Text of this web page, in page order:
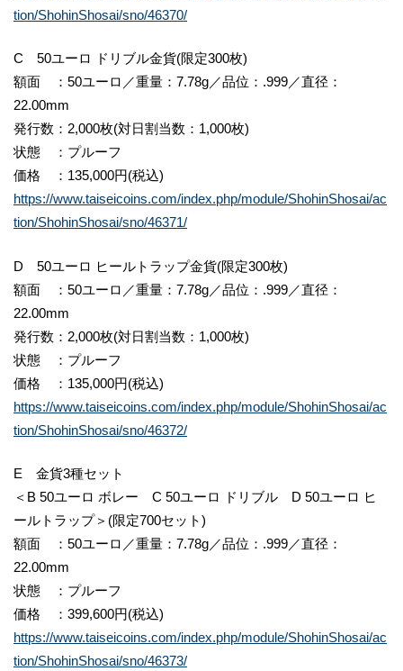
tion/ShohinShosai/sno/46370/
C 50ユーロ ドリブル金貨(限定300枚)
額面 ：50ユーロ／重量：7.78g／品位：.999／直径：
22.00mm
発行数：2,000枚(対日割当数：1,000枚)
状態 ：プルーフ
価格 ：135,000円(税込)
https://www.taiseicoins.com/index.php/module/ShohinShosai/ac
tion/ShohinShosai/sno/46371/
D 50ユーロ ヒールトラップ金貨(限定300枚)
額面 ：50ユーロ／重量：7.78g／品位：.999／直径：
22.00mm
発行数：2,000枚(対日割当数：1,000枚)
状態 ：プルーフ
価格 ：135,000円(税込)
https://www.taiseicoins.com/index.php/module/ShohinShosai/ac
tion/ShohinShosai/sno/46372/
E 金貨3種セット
＜B 50ユーロ ボレー C 50ユーロ ドリブル D 50ユーロ ヒ
ールトラップ＞(限定700セット)
額面 ：50ユーロ／重量：7.78g／品位：.999／直径：
22.00mm
状態 ：プルーフ
価格 ：399,600円(税込)
https://www.taiseicoins.com/index.php/module/ShohinShosai/ac
tion/ShohinShosai/sno/46373/